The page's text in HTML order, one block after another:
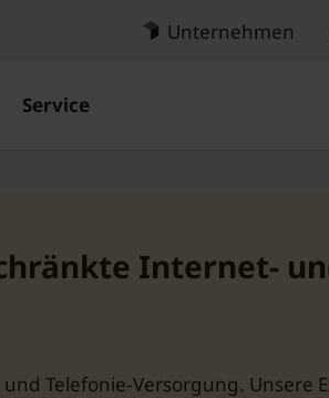
Unternehmen
Service
Internet-
Telefonie-Versorgung. Unsere